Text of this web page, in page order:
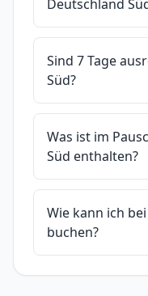
Deutschland
Sind 7 Tage
Süd?
Was ist im
Süd enthalten?
Wie kann ich
buchen?